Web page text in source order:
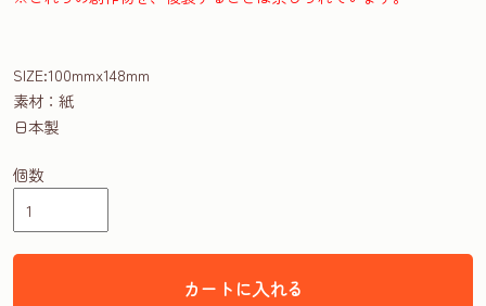
SIZE:100mmx148mm
素材：紙
日本製
個数
カートに入れる